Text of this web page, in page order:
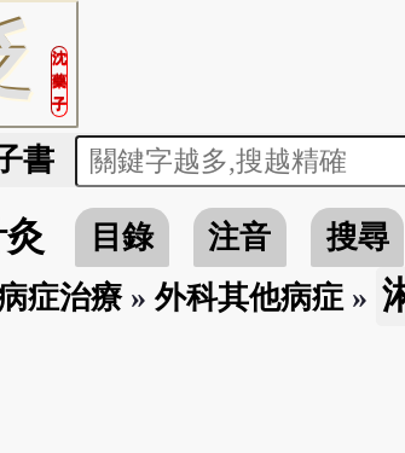
沈
藥
子
書
目錄 注音 搜尋
症治療» 外科其他病症»